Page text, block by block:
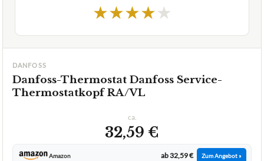
★★★★★
DANFOSS
Danfoss-Thermostat Danfoss Service-
Thermostatkopf RA/VL
ca.
32,59 €
Amazon ab 32,59 € Zum Angebot »